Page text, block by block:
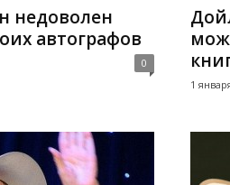
недоволен
автографов
0
1